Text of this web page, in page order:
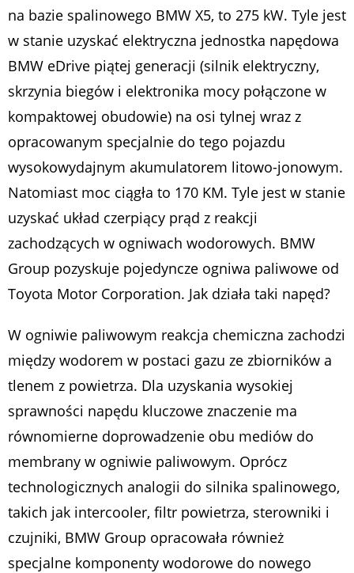
na bazie spalinowego BMW X5, to 275 kW. Tyle jest
w stanie uzyskać elektryczna jednostka napędowa
BMW eDrive piątej generacji (silnik elektryczny,
skrzynia biegów i elektronika mocy połączone w
kompaktowej obudowie) na osi tylnej wraz z
opracowanym specjalnie do tego pojazdu
wysokowydajnym akumulatorem litowo-jonowym.
Natomiast moc ciągła to 170 KM. Tyle jest w stanie
uzyskać układ czerpiący prąd z reakcji
zachodzących w ogniwach wodorowych. BMW
Group pozyskuje pojedyncze ogniwa paliwowe od
Toyota Motor Corporation. Jak działa taki napęd?
W ogniwie paliwowym reakcja chemiczna zachodzi
między wodorem w postaci gazu ze zbiorników a
tlenem z powietrza. Dla uzyskania wysokiej
sprawności napędu kluczowe znaczenie ma
równomierne doprowadzenie obu mediów do
membrany w ogniwie paliwowym. Oprócz
technologicznych analogii do silnika spalinowego,
takich jak intercooler, filtr powietrza, sterowniki i
czujniki, BMW Group opracowała również
specjalne komponenty wodorowe do nowego